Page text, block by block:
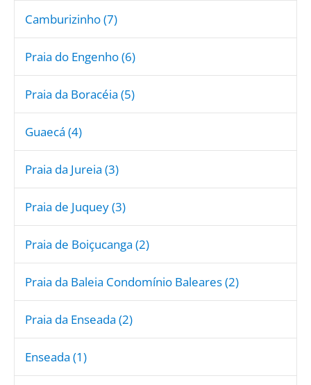
Camburizinho (7)
Praia do Engenho (6)
Praia da Boracéia (5)
Guaecá (4)
Praia da Jureia (3)
Praia de Juquey (3)
Praia de Boiçucanga (2)
Praia da Baleia Condomínio Baleares (2)
Praia da Enseada (2)
Enseada (1)